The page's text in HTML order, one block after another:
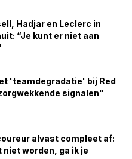
Hadjar en Leclerc in
“Je kunt er niet aan
'teamdegradatie' bij Red
signalen"
alvast compleet af:
niet worden, ga ik je